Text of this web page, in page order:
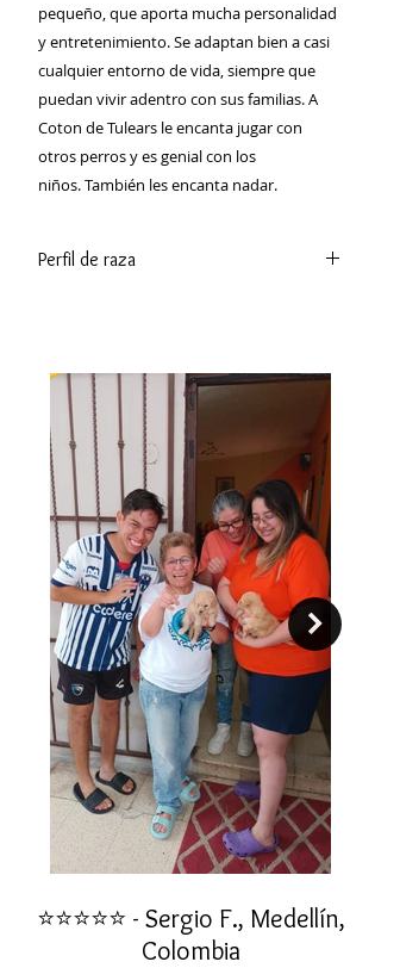
pequeño, que aporta mucha personalidad
y entretenimiento. Se adaptan bien a casi
cualquier entorno de vida, siempre que
puedan vivir adentro con sus familias. A
Coton de Tulears le encanta jugar con
otros perros y es genial con los
niños. También les encanta nadar.
Perfil de raza
famosos por sus abrigos de algodón y
su naturaleza amable y afectuosa.
Rápidos de aprender, les encantan
los trucos y la actividad diaria
divertida en interiores y exteriores.
⭐⭐⭐⭐⭐ - Sergio F., Medellín,
Colombia